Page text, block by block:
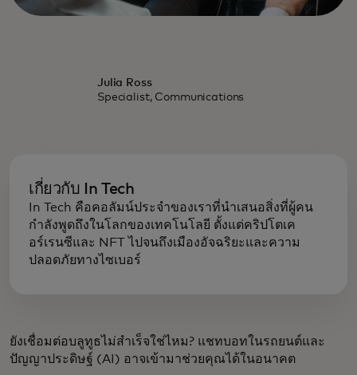
Julia Ross
Specialist, Communications
เกี่ยวกับ In Tech
In Tech คือคอลัมน์ประจำของเราที่นำเสนอสิ่งที่ผู้คน
กำลังพูดถึงในโลกของเทคโนโลยี ตั้งแต่คริปโตเค
อร์เรนซีและ NFT ไปจนถึงเมืองอัจฉริยะและความ
ปลอดภัยทางไซเบอร์
ยังเชื่อมต่อบลูทูธไม่สำเร็จใช่ไหม? แชทบอทในรถยนต์และ
ปัญญาประดิษฐ์ (AI) อาจเข้ามาช่วยคุณได้ในอนาคต